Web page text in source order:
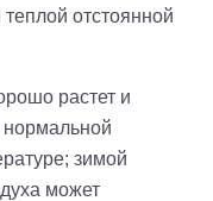
отстоянной
растет и
нормальной
зимой
может